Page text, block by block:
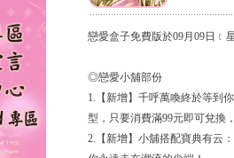
戀愛盒子免費版於09月09日﹝
◎戀愛小舖部份
1.【新增】千呼萬喚終於等到
型，只要消費滿99元即可兌換
2.【新增】小舖搭配寶典有云